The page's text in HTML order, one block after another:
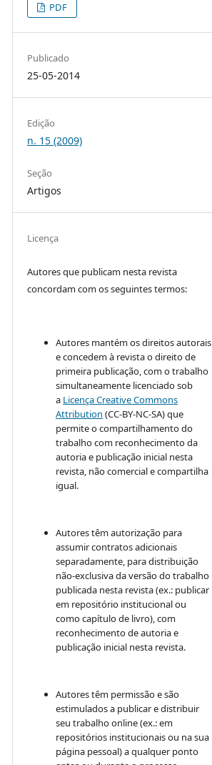
PDF
Publicado
25-05-2014
Edição
n. 15 (2009)
Seção
Artigos
Licença
Autores que publicam nesta revista
concordam com os seguintes termos:
Autores mantém os direitos autorais
e concedem à revista o direito de
primeira publicação, com o trabalho
simultaneamente licenciado sob
a Licença Creative Commons
Attribution (CC-BY-NC-SA) que
permite o compartilhamento do
trabalho com reconhecimento da
autoria e publicação inicial nesta
revista, não comercial e compartilha
igual.
Autores têm autorização para
assumir contratos adicionais
separadamente, para distribuição
não-exclusiva da versão do trabalho
publicada nesta revista (ex.: publicar
em repositório institucional ou
como capítulo de livro), com
reconhecimento de autoria e
publicação inicial nesta revista.
Autores têm permissão e são
estimulados a publicar e distribuir
seu trabalho online (ex.: em
repositórios institucionais ou na sua
página pessoal) a qualquer ponto